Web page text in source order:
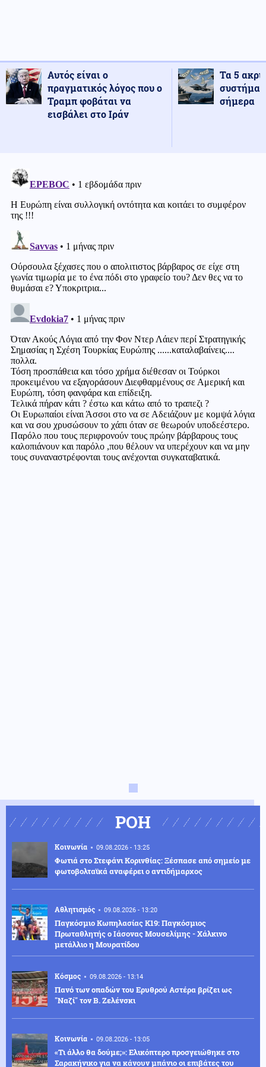
Αυτός είναι ο
πραγματικός λόγος που ο
Τραμπ φοβάται να
εισβάλει στο Ιράν
Τα 5
σήμερα
ΡΟΗ
Κοινωνία 09.08.2026 - 13:25
Φωτιά στο Στεφάνι Κορινθίας: Ξέσπασε από σημείο με
φωτοβολταϊκά αναφέρει ο αντιδήμαρχος
Αθλητισμός 09.08.2026 - 13:20
Παγκόσμιο Κωπηλασίας Κ19: Παγκόσμιος
Πρωταθλητής ο Ιάσονας Μουσελίμης - Χάλκινο
μετάλλιο η Μουρατίδου
Κόσμος 09.08.2026 - 13:14
Πανό των οπαδών του Ερυθρού Αστέρα βρίζει ως
"Ναζί" τον Β. Ζελένσκι
Κοινωνία 09.08.2026 - 13:05
«Τι άλλο θα δούμε;»: Ελικόπτερο προσγειώθηκε στο
Σαρακήνικο για να κάνουν μπάνιο οι επιβάτες του